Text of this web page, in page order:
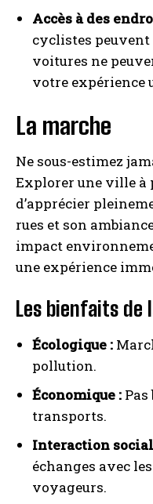
Accès à des
cyclistes peuvent
voitures ne
votre expérience
La marche
Ne sous-estimez
Explorer une ville à
d’apprécier
rues et son
impact
une expérience
Les bienfaits de
Écologique :
pollution.
Économique :
transports.
Interaction
échanges avec
voyageurs.